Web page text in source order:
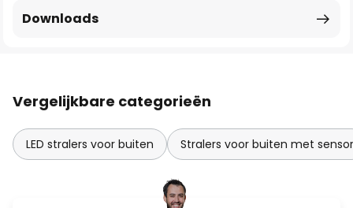
Downloads
Vergelijkbare categorieën
LED stralers voor buiten Stralers voor buiten met sensor